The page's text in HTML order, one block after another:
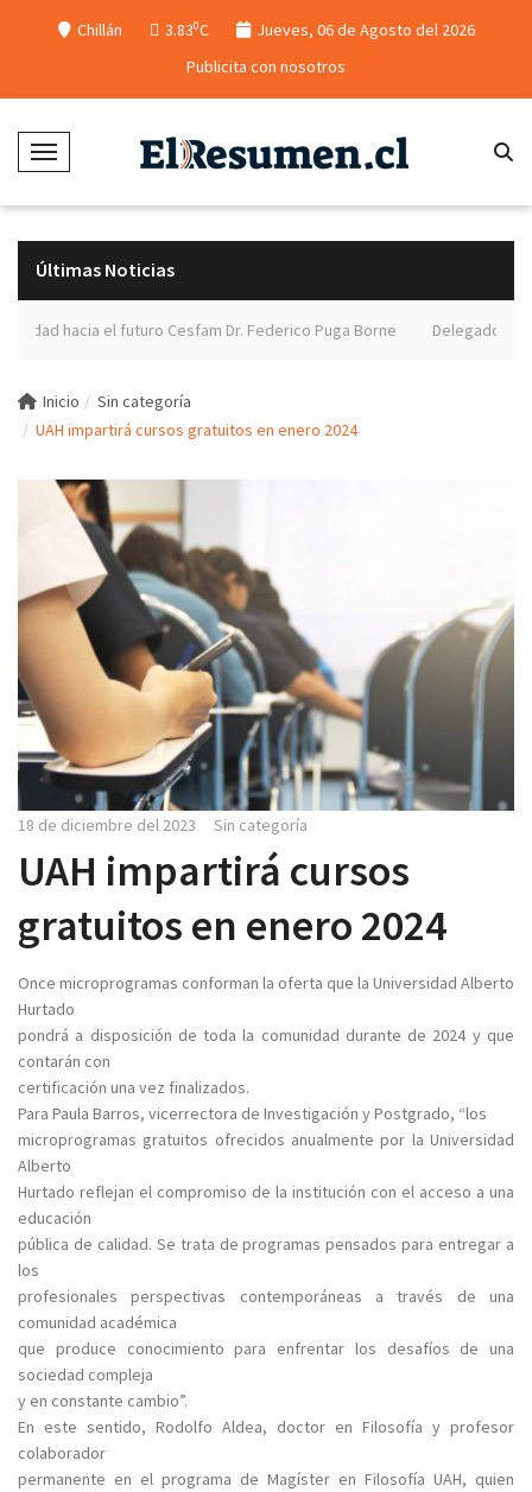
Chillán 3.830C
Jueves, 06 de Agosto del 2026
Publicita con nosotros
Toggle Navigation
Últimas Noticias
hacia el futuro Cesfam Dr. Federico Puga Borne Delegado
Inicio
Sin categoría
UAH impartirá cursos gratuitos en enero 2024
18 de diciembre del 2023 Sin categoría
UAH impartirá cursos
gratuitos en enero 2024
Once microprogramas conforman la oferta que la Universidad Alberto
Hurtado
pondrá a disposición de toda la comunidad durante de 2024 y que
contarán con
certificación una vez finalizados.
Para Paula Barros, vicerrectora de Investigación y Postgrado, “los
microprogramas gratuitos ofrecidos anualmente por la Universidad
Alberto
Hurtado reflejan el compromiso de la institución con el acceso a una
educación
pública de calidad. Se trata de programas pensados para entregar a
los
profesionales perspectivas contemporáneas a través de una
comunidad académica
que produce conocimiento para enfrentar los desafíos de una
sociedad compleja
y en constante cambio”.
En este sentido, Rodolfo Aldea, doctor en Filosofía y profesor
colaborador
permanente en el programa de Magíster en Filosofía UAH, quien